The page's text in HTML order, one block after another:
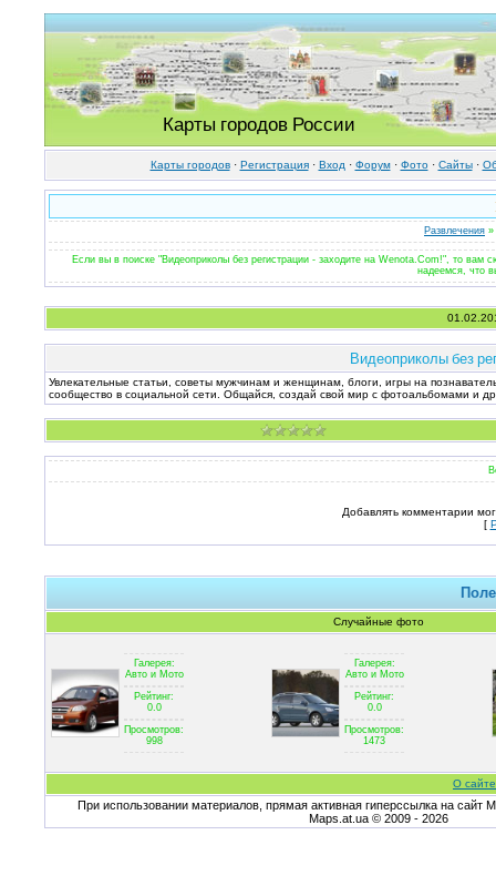
Карты городов России
Карты городов· Регистрация· Вход · Форум· Фото· Cайты·
Развлечения »
Если вы в поиске "Видеоприколы без регистрации - заходите на Wenota.Com!", то
надеемся, что
Видеоприколы без
Увлекательные статьи, советы мужчинам и женщинам, блоги, игры на
сообщество в социальной сети. Общайся, создай свой мир с фотоальбомами и
Добавлять комментарии
[
Случайные фото
Галерея:
Авто и Мото
Рейтинг:
0.0
Просмотров:
998
Галерея:
Авто и Мото
Рейтинг:
0.0
Просмотров:
1473
О
При использовании материалов, прямая активная гиперссылка на сайт
Maps.at.ua © 2009 - 2026